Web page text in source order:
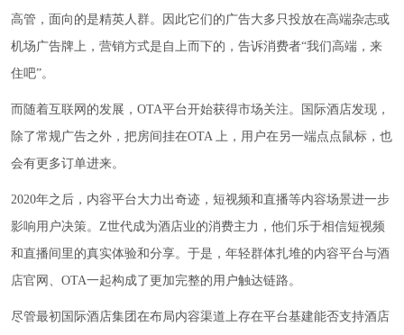
高管，面向的是精英人群。因此它们的广告大多只投放在高端杂志或
机场广告牌上，营销方式是自上而下的，告诉消费者“我们高端，来
住吧”。
而随着互联网的发展，OTA平台开始获得市场关注。国际酒店发现，
除了常规广告之外，把房间挂在OTA 上，用户在另一端点点鼠标，也
会有更多订单进来。
2020年之后，内容平台大力出奇迹，短视频和直播等内容场景进一步
影响用户决策。Z世代成为酒店业的消费主力，他们乐于相信短视频
和直播间里的真实体验和分享。于是，年轻群体扎堆的内容平台与酒
店官网、OTA一起构成了更加完整的用户触达链路。
尽管最初国际酒店集团在布局内容渠道上存在平台基建能否支持酒店